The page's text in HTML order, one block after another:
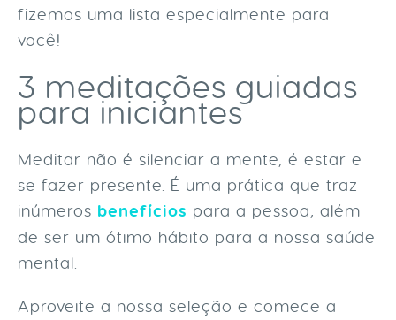
fizemos uma lista especialmente para
você!
3 meditações guiadas
para iniciantes
Meditar não é silenciar a mente, é estar e
se fazer presente. É uma prática que traz
inúmeros benefícios para a pessoa, além
de ser um ótimo hábito para a nossa saúde
mental.
Aproveite a nossa seleção e comece a